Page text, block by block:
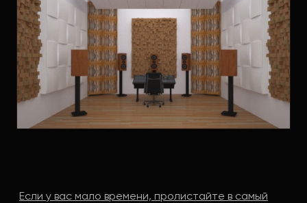
Если у вас мало времени, пролистайте в самый